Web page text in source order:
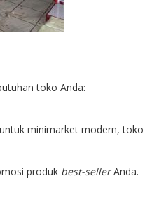
toko Anda:
minimarket modern,
produk best-sellerAnda.